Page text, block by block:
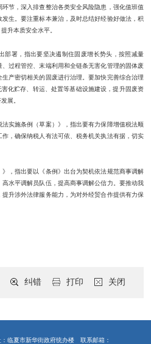
节，深入排查整治各类安全风险隐患，强化值班值
生。要注重标本兼治，及时总结好经验好做法，积
升本质安全水平。
署，指出要坚决遏制住固废增长势头，按照减量
过程管控、末端利用和全链条无害化管理的固体废
产密切相关的固废进行治理。要加快完善综合治理
化贮存、转运、处置等基础设施建设，提升固废资
展。
施条例（草案）》，指出要有力保障增值税法顺
，确保纳税人有法可依、税务机关执法有据，切实
指出要以《条例》出台为契机依法规范商事调解
水平调解员队伍，提高商事调解公信力。要推动我
升涉外法律服务能力，为对外经贸合作提供有力保
关闭
打印
纠错
：临夏市新华街政府统办楼 联系邮箱：